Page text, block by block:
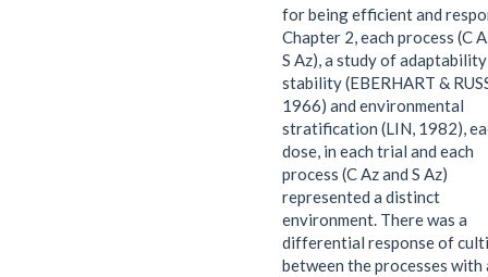
for being efficient and
Chapter 2, each process (C
S Az), a study of
stability (EBERHART &
1966) and environmental
stratification (LIN, 1982),
dose, in each trial and each
process (C Az and S Az)
represented a distinct
environment. There was a
differential response of
between the processes with